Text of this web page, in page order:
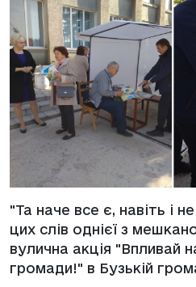
"Та наче все є, навіть і
цих слів однієї з
вулична акція "Впливай
громади!" в Бузькій